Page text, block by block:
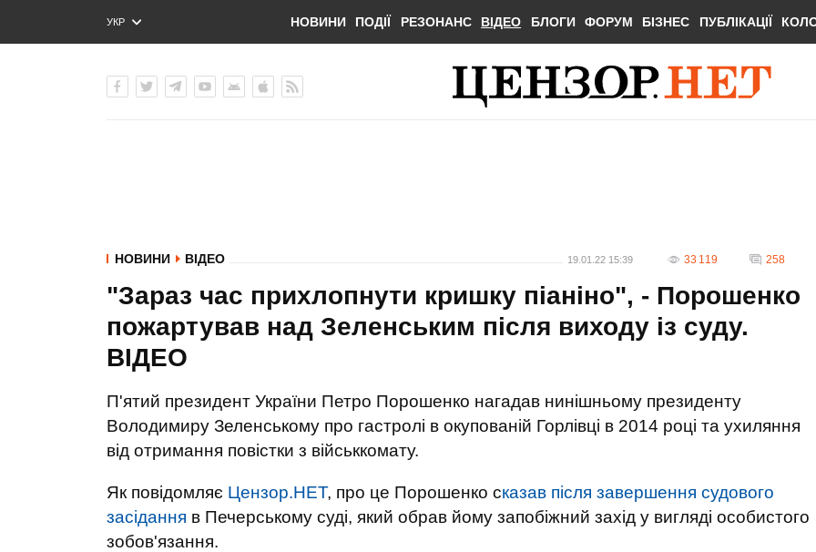
УКР
ENG
НОВИНИ ПОДІЇ РЕЗОНАНС ВІДЕО БЛОГИ ФОРУМ БІЗНЕС ПУБЛІКАЦІЇ
НОВИНИ ВІДЕО 19.01.22 15:39 33 119 258
"Зараз час прихлопнути кришку піаніно", - Порошенко
пожартував над Зеленським після виходу із суду.
ВIДЕО
П'ятий президент України Петро Порошенко нагадав нинішньому президенту
Володимиру Зеленському про гастролі в окупованій Горлівці в 2014 році та ухиляння
від отримання повістки з військкомату.
Як повідомляє Цензор.НЕТ, про це Порошенко сказав після завершення судового
засідання в Печерському суді, який обрав йому запобіжний захід у вигляді особистого
зобов'язання.